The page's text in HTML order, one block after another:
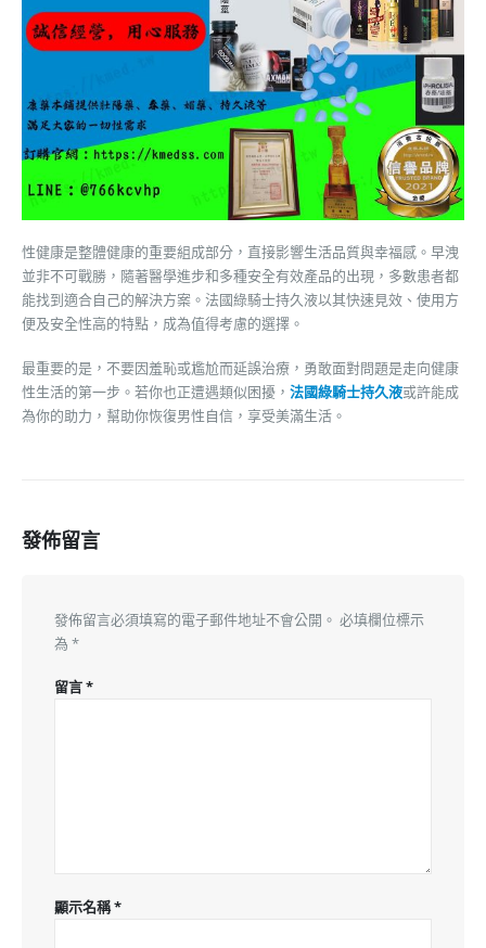
性健康是整體健康的重要組成部分，直接影響生活品質與幸福感。早洩
並非不可戰勝，隨著醫學進步和多種安全有效產品的出現，多數患者都
能找到適合自己的解決方案。法國綠騎士持久液以其快速見效、使用方
便及安全性高的特點，成為值得考慮的選擇。
最重要的是，不要因羞恥或尷尬而延誤治療，勇敢面對問題是走向健康
性生活的第一步。若你也正遭遇類似困擾， 法國綠騎士持久液或許能成
為你的助力，幫助你恢復男性自信，享受美滿生活。
發佈留言
發佈留言必須填寫的電子郵件地址不會公開。 必填欄位標示
為 *
留言*
顯示名稱*